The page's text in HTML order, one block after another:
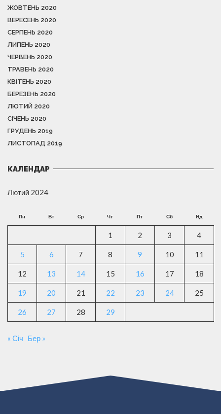
ЖОВТЕНЬ 2020
ВЕРЕСЕНЬ 2020
СЕРПЕНЬ 2020
ЛИПЕНЬ 2020
ЧЕРВЕНЬ 2020
ТРАВЕНЬ 2020
КВІТЕНЬ 2020
БЕРЕЗЕНЬ 2020
ЛЮТИЙ 2020
СІЧЕНЬ 2020
ГРУДЕНЬ 2019
ЛИСТОПАД 2019
КАЛЕНДАР
Лютий 2024
Пн Вт Ср Чт Пт Сб Нд
1 2 3 4
5 6 7 8 9 10 11
12 13 14 15 16 17 18
19 20 21 22 23 24 25
26 27 28 29
« Січ Бер »